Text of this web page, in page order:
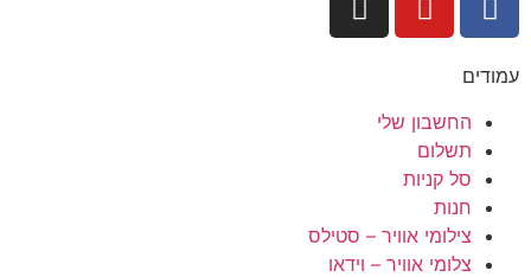
עמודים
החשבון שלי
תשלום
סל קניות
חנות
צילומי אוויר – סטילס
צלומי אוויר – וידאו